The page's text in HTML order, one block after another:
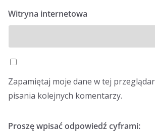
Witryna internetowa
Zapamiętaj moje dane w tej
pisania kolejnych komentarzy.
Proszę wpisać odpowiedź cyframi: